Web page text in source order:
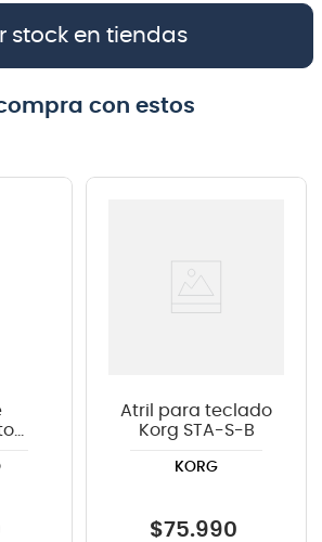
stock en tiendas
con estos
Atril para teclado
Korg STA-S-B
KORG
$75.990